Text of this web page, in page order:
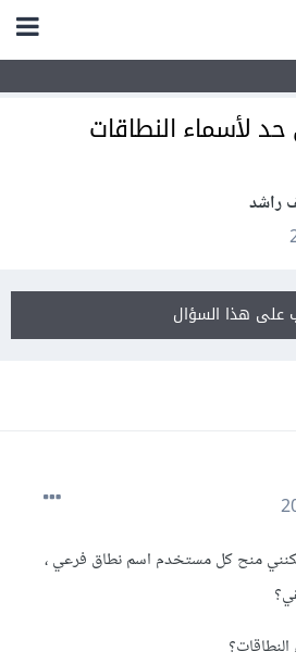
لأسماء النطاقات
راشد
على هذا السؤال
منح كل مستخدم اسم نطاق فرعي ،